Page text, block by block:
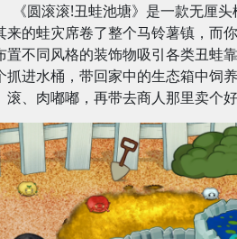
《圆滚滚!丑蛙池塘》是一款无厘
来的蛙灾席卷了整个马铃薯镇，而
置不同风格的装饰物吸引各类丑蛙
抓进水桶，带回家中的生态箱中饲
滚、肉嘟嘟，再带去商人那里卖个